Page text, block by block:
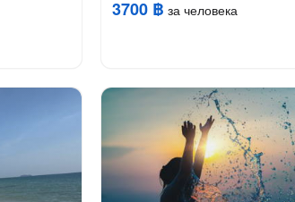
3700 ฿ за человека